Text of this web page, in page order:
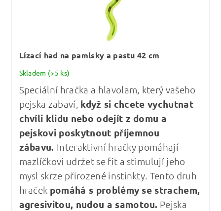
Lízací had na pamlsky a pastu 42 cm
Skladem (>5 ks)
Speciální hračka a hlavolam, který vašeho
pejska zabaví, když si chcete vychutnat
chvíli klidu nebo odejít z domu a
pejskovi poskytnout příjemnou
zábavu. Interaktivní hračky pomáhají
mazlíčkovi udržet se fit a stimulují jeho
mysl skrze přirozené instinkty. Tento druh
hraček pomáhá s problémy se strachem,
agresivitou, nudou a samotou. Pejska